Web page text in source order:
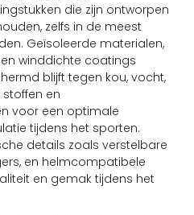
die zijn ontworpen
zelfs in de meest
Geïsoleerde materialen,
winddichte coatings
blijft tegen kou, vocht,
en
voor een optimale
tijdens het sporten.
details zoals verstelbare
en helmcompatibele
en gemak tijdens het